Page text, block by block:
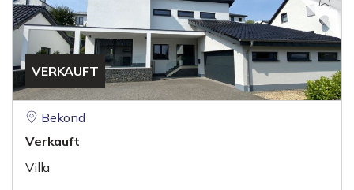
VERKAUFT
Bekond
Verkauft
Villa